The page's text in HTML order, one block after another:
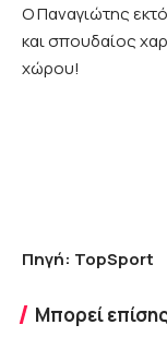
Ο Παναγιώτης
και σπουδαίος
χώρου!
Πηγή: TopSport
Μπορεί